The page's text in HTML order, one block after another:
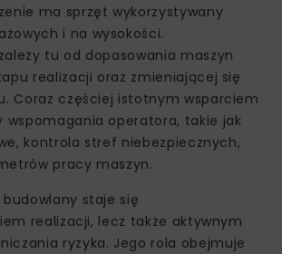
ma sprzęt wykorzystywany
i na wysokości.
tu od dopasowania maszyn
realizacji oraz zmieniającej się
Coraz częściej istotnym wsparciem
wspomagania operatora, takie jak
kontrola stref niebezpiecznych,
pracy maszyn.
staje się
realizacji, lecz także aktywnym
ryzyka. Jego rola obejmuje